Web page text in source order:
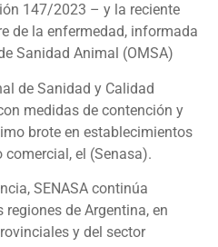
147/2023 – y la reciente
de la enfermedad, informada
Sanidad Animal (OMSA)
de Sanidad y Calidad
medidas de contención y
brote en establecimientos
el (Senasa).
SENASA continúa
de Argentina, en
y del sector